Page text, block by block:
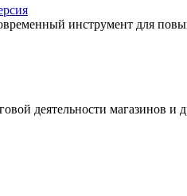
инструмент для
деятельности магазинов